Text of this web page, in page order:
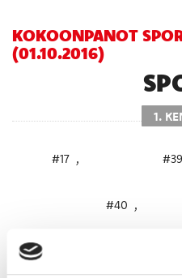
KOKOONPANOT
(01.10.2016)
1.
#17 , #39
#40 ,